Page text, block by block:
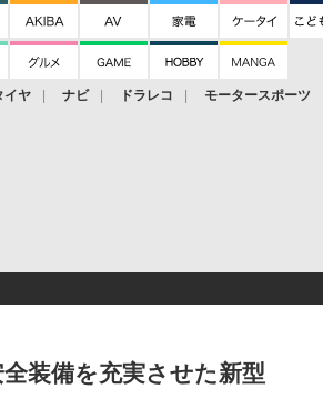
イヤ ナビ ドラレコ モータースポーツ
装備を充実させた新型